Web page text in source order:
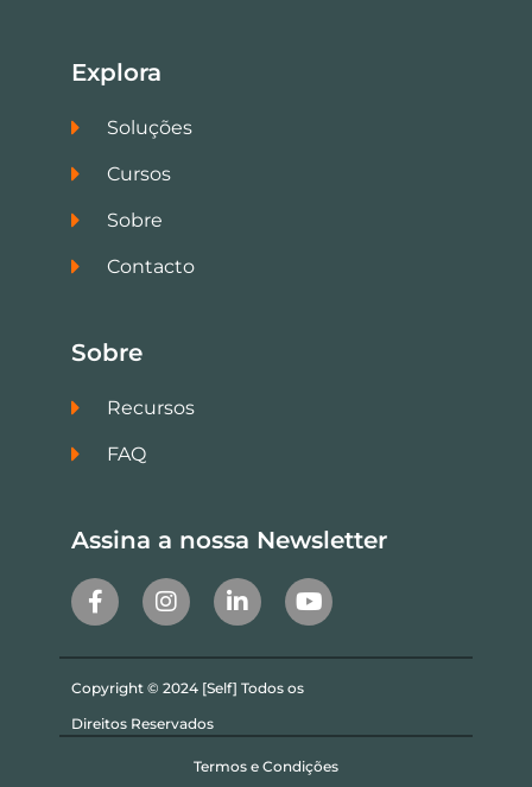
Explora
Soluções
Cursos
Sobre
Contacto
Sobre
Recursos
FAQ
Assina a nossa Newsletter
Copyright © 2024 [Self] Todos os
Direitos Reservados
Termos e Condições